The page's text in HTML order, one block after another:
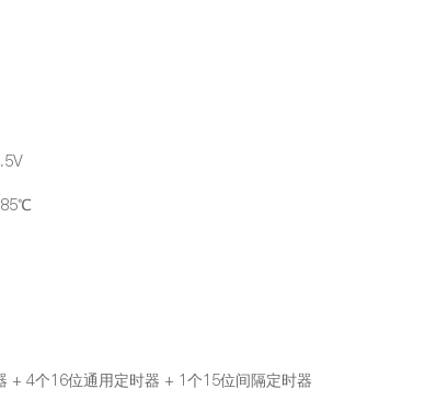
+ 4个16位通用定时器 + 1个15位间隔定时器